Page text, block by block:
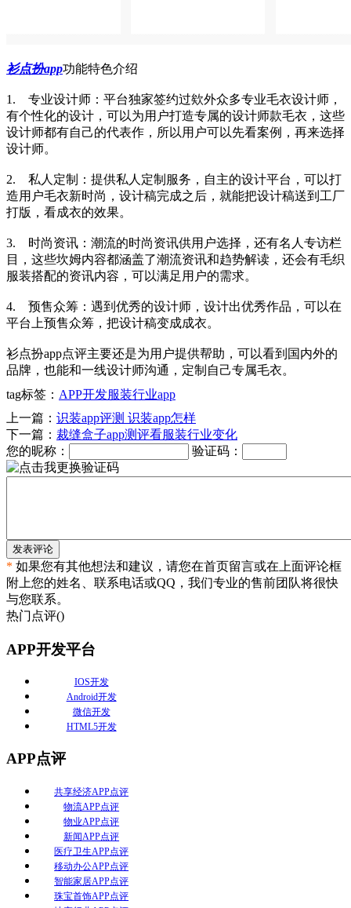
衫点扮app功能特色介绍
1. 专业设计师：平台独家签约过欸外众多专业毛衣设计师，
有个性化的设计，可以为用户打造专属的设计师款毛衣，这些
设计师都有自己的代表作，所以用户可以先看案例，再来选择
设计师。
2. 私人定制：提供私人定制服务，自主的设计平台，可以打
造用户毛衣新时尚，设计稿完成之后，就能把设计稿送到工厂
打版，看成衣的效果。
3. 时尚资讯：潮流的时尚资讯供用户选择，还有名人专访栏
目，这些坎姆内容都涵盖了潮流资讯和趋势解读，还会有毛织
服装搭配的资讯内容，可以满足用户的需求。
4. 预售众筹：遇到优秀的设计师，设计出优秀作品，可以在
平台上预售众筹，把设计稿变成成衣。
衫点扮app点评主要还是为用户提供帮助，可以看到国内外的
品牌，也能和一线设计师沟通，定制自己专属毛衣。
tag标签： APP开发服装行业app
上一篇： 识装app评测 识装app怎样
下一篇： 裁缝盒子app测评看服装行业变化
您的昵称：
验证码：
发表评论
* 如果您有其他想法和建议，请您在首页留言或在上面评论框
附上您的姓名、联系电话或QQ，我们专业的售前团队将很快
与您联系。
热门点评()
APP开发平台
IOS开发
Android开发
微信开发
HTML5开发
APP点评
共享经济APP点评
物流APP点评
物业APP点评
新闻APP点评
医疗卫生APP点评
移动办公APP点评
智能家居APP点评
珠宝首饰APP点评